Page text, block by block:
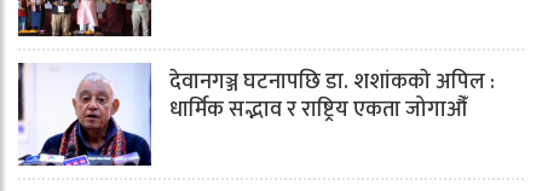
देवानगञ्ज घटनापछि डा. शशांककाे अपिल :
धार्मिक सद्भाव र राष्ट्रिय एकता जोगाऔँ